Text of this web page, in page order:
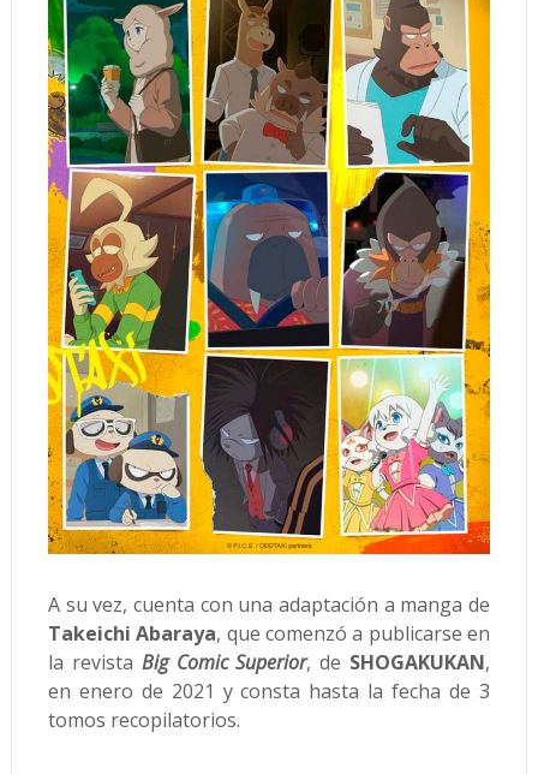
A su vez, cuenta con una adaptación a manga de
Takeichi Abaraya, que comenzó a publicarse en
la revista Big Comic Superior, de SHOGAKUKAN,
en enero de 2021 y consta hasta la fecha de 3
tomos recopilatorios.